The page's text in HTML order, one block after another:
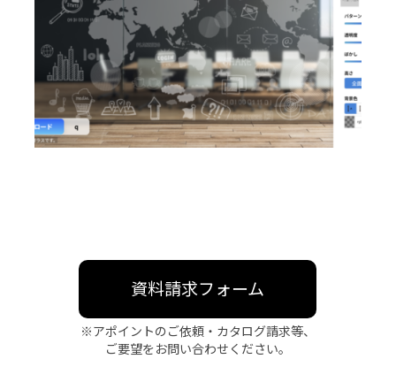
資料請求フォーム
※アポイントのご依頼・カタログ請求等、
ご要望をお問い合わせください。